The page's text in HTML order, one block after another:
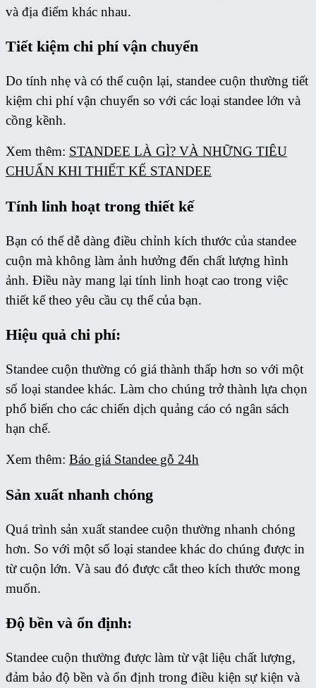
và địa điểm khác nhau.
Tiết kiệm chi phí vận chuyển
Do tính nhẹ và có thể cuộn lại, standee cuộn thường tiết
kiệm chi phí vận chuyển so với các loại standee lớn và
cồng kềnh.
Xem thêm: STANDEE LÀ GÌ? VÀ NHỮNG TIÊU
CHUẨN KHI THIẾT KẾ STANDEE
Tính linh hoạt trong thiết kế
Bạn có thể dễ dàng điều chỉnh kích thước của standee
cuộn mà không làm ảnh hưởng đến chất lượng hình
ảnh. Điều này mang lại tính linh hoạt cao trong việc
thiết kế theo yêu cầu cụ thể của bạn.
Hiệu quả chi phí:
Standee cuộn thường có giá thành thấp hơn so với một
số loại standee khác. Làm cho chúng trở thành lựa chọn
phổ biến cho các chiến dịch quảng cáo có ngân sách
hạn chế.
Xem thêm: Báo giá Standee gỗ 24h
Sản xuất nhanh chóng
Quá trình sản xuất standee cuộn thường nhanh chóng
hơn. So với một số loại standee khác do chúng được in
từ cuộn lớn. Và sau đó được cắt theo kích thước mong
muốn.
Độ bền và ổn định:
Standee cuộn thường được làm từ vật liệu chất lượng,
đảm bảo độ bền và ổn định trong điều kiện sự kiện và